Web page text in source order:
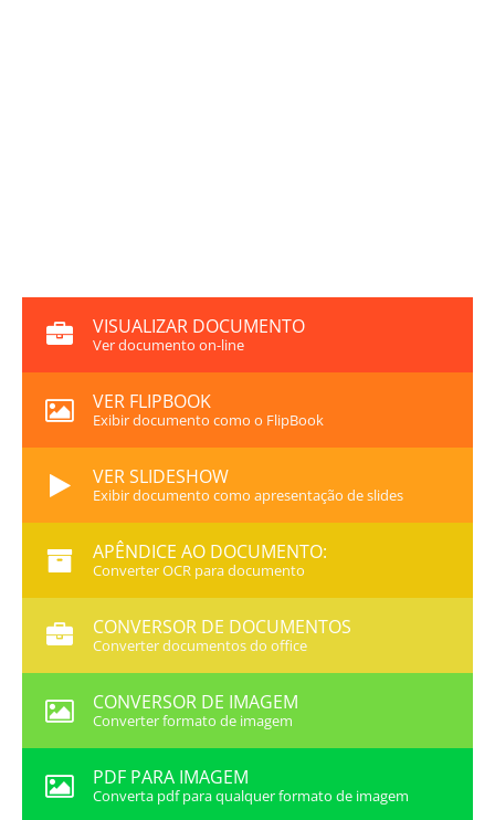
VISUALIZAR DOCUMENTO
Ver documento on-line
VER FLIPBOOK
Exibir documento como o FlipBook
VER SLIDESHOW
Exibir documento como apresentação de slides
APÊNDICE AO DOCUMENTO:
Converter OCR para documento
CONVERSOR DE DOCUMENTOS
Converter documentos do office
CONVERSOR DE IMAGEM
Converter formato de imagem
PDF PARA IMAGEM
Converta pdf para qualquer formato de imagem